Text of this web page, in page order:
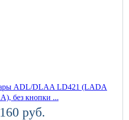
ADL/DLAA LD421 (LADA
без кнопки ...
руб.